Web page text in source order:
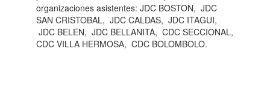
organizaciones asistentes: JDC BOSTON, JDC
SAN CRISTOBAL, JDC CALDAS, JDC ITAGUI,
JDC BELEN, JDC BELLANITA, CDC SECCIONAL,
CDC VILLA HERMOSA, CDC BOLOMBOLO.